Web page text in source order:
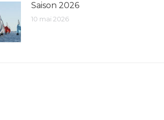
Saison 2026
10 mai 2026